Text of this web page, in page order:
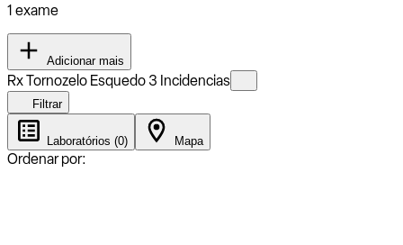
1 exame
Adicionar mais
Rx Tornozelo Esquedo 3 Incidencias
Filtrar
Laboratórios (0) Mapa
Ordenar por: